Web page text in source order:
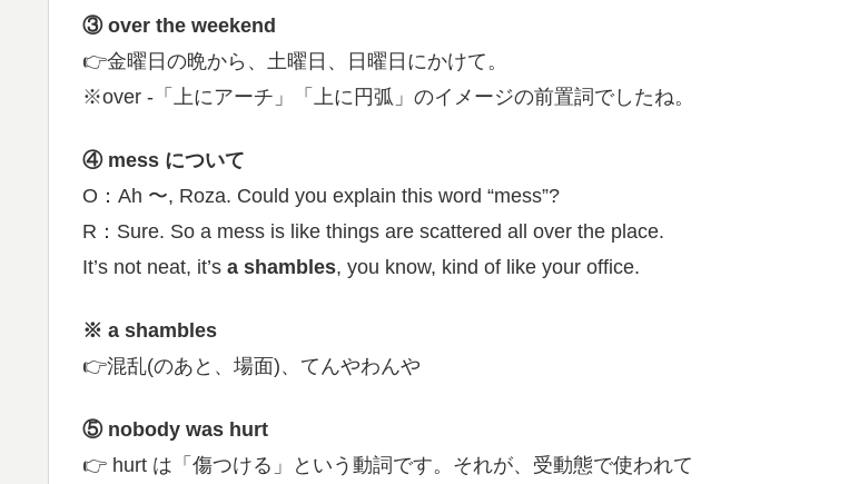
③ over the weekend
👉金曜日の晩から、土曜日、日曜日にかけて。
※over -「上にアーチ」「上に円弧」のイメージの前置詞でしたね。
④ mess について
O：Ah 〜, Roza. Could you explain this word “mess”?
R：Sure. So a mess is like things are scattered all over the place.
It’s not neat, it’s a shambles, you know, kind of like your office.
※ a shambles
👉混乱(のあと、場面)、てんやわんや
⑤ nobody was hurt
👉 hurt は「傷つける」という動詞です。それが、受動態で使われて